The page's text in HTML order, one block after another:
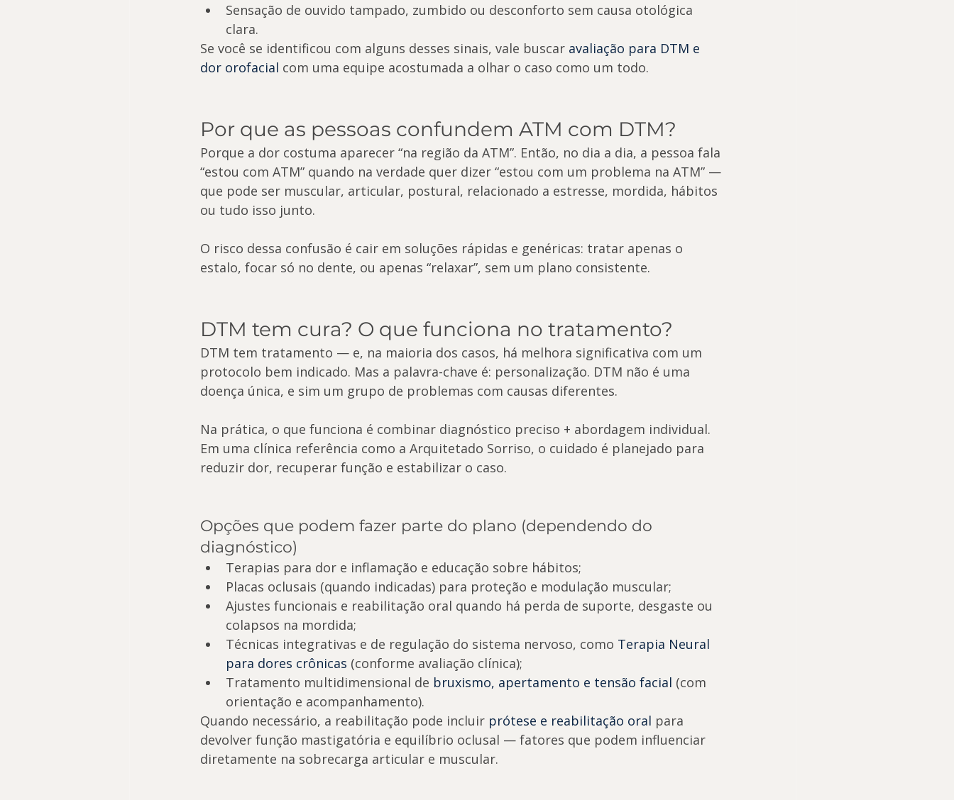
Sensação de ouvido tampado, zumbido ou desconforto sem causa otológica
clara.
Se você se identificou com alguns desses sinais, vale buscar avaliação para DTM e
dor orofacial com uma equipe acostumada a olhar o caso como um todo.
Por que as pessoas confundem ATM com DTM?
Porque a dor costuma aparecer “na região da ATM”. Então, no dia a dia, a pessoa fala
“estou com ATM” quando na verdade quer dizer “estou com um problema na ATM” —
que pode ser muscular, articular, postural, relacionado a estresse, mordida, hábitos
ou tudo isso junto.
O risco dessa confusão é cair em soluções rápidas e genéricas: tratar apenas o
estalo, focar só no dente, ou apenas “relaxar”, sem um plano consistente.
DTM tem cura? O que funciona no tratamento?
DTM tem tratamento — e, na maioria dos casos, há melhora significativa com um
protocolo bem indicado. Mas a palavra-chave é: personalização. DTM não é uma
doença única, e sim um grupo de problemas com causas diferentes.
Na prática, o que funciona é combinar diagnóstico preciso + abordagem individual.
Em uma clínica referência como a Arquitetado Sorriso, o cuidado é planejado para
reduzir dor, recuperar função e estabilizar o caso.
Opções que podem fazer parte do plano (dependendo do
diagnóstico)
Terapias para dor e inflamação e educação sobre hábitos;
Placas oclusais (quando indicadas) para proteção e modulação muscular;
Ajustes funcionais e reabilitação oral quando há perda de suporte, desgaste ou
colapsos na mordida;
Técnicas integrativas e de regulação do sistema nervoso, como Terapia Neural
para dores crônicas (conforme avaliação clínica);
Tratamento multidimensional de bruxismo, apertamento e tensão facial (com
orientação e acompanhamento).
Quando necessário, a reabilitação pode incluir prótese e reabilitação oral para
devolver função mastigatória e equilíbrio oclusal — fatores que podem influenciar
diretamente na sobrecarga articular e muscular.